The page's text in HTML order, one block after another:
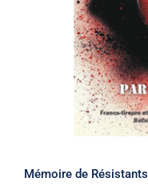
Mémoire de Résistants